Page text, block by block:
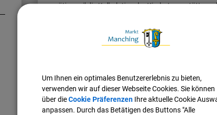
nötig, weil die Kalkulation der
Aktuell belaufen sich die Kosten - laut der
2019 – für den Markt Manching durchschnittlich
(Krippenplatz). Auf lange Sicht werden die Kosten
Kindergarten-Gruppe mit bis zu 25 Kindern
Krippengruppe kommen auf maximal 12 Kinder
mehr sogenannte „Luftbuchungen“ getätigt
auch der Markt Manching Personal vorhalten und
weil sie ihre Kinder schon nach wenigen Stunden
getragen.
Um Ihnen ein optimales Benutzererlebnis zu bieten,
verwenden wir auf dieser Webseite Cookies. Sie können
über dieCookie PräferenzenIhre aktuelle Cookie
anpassen. Durch das Betätigen des Buttons "Alle